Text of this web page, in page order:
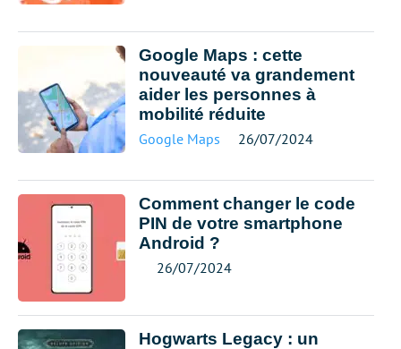
Google Maps : cette
nouveauté va grandement
aider les personnes à
mobilité réduite
Google Maps 26/07/2024
Comment changer le code
PIN de votre smartphone
Android ?
26/07/2024
Hogwarts Legacy : un